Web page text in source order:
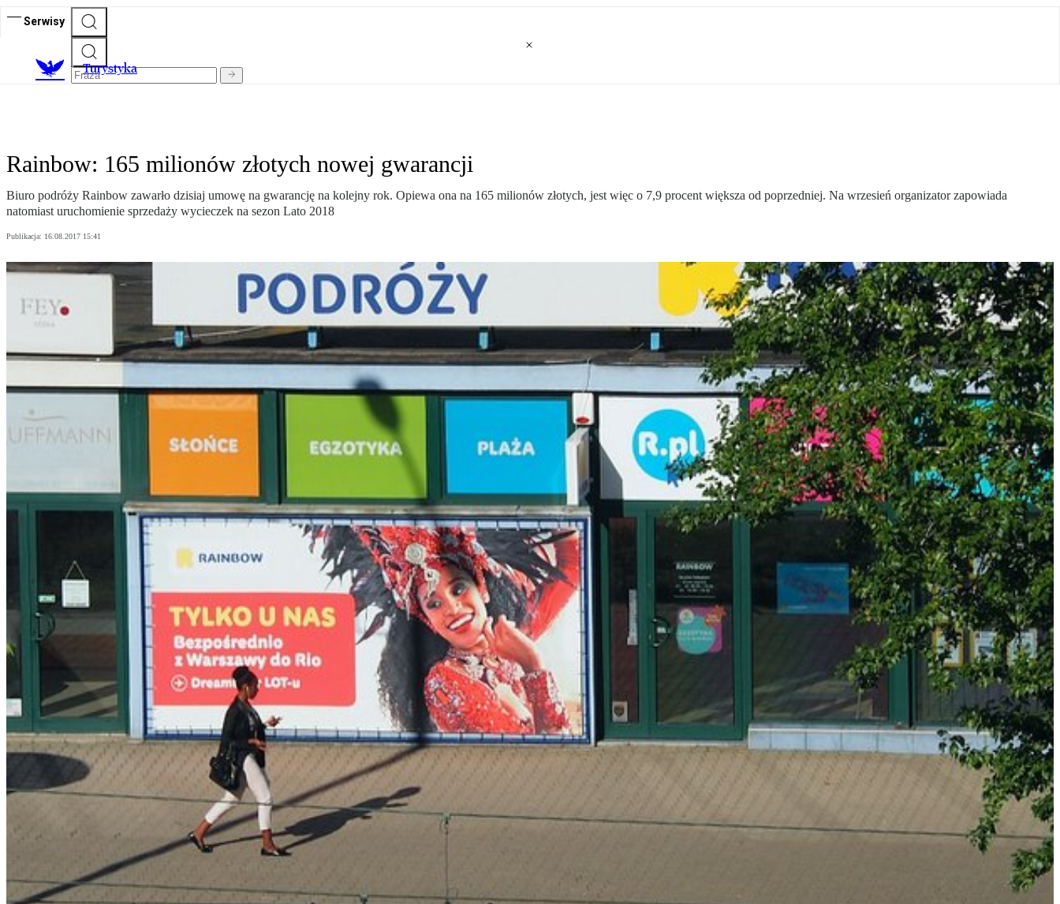
Serwisy
Turystyka
Rainbow: 165 milionów złotych nowej gwarancji
Biuro podróży Rainbow zawarło dzisiaj umowę na gwarancję na kolejny rok. Opiewa ona na 165 milionów złotych, jest więc o 7,9 procent większa od poprzedniej. Na wrzesień organizator zapowiada
natomiast uruchomienie sprzedaży wycieczek na sezon Lato 2018
Publikacja: 16.08.2017 15:41